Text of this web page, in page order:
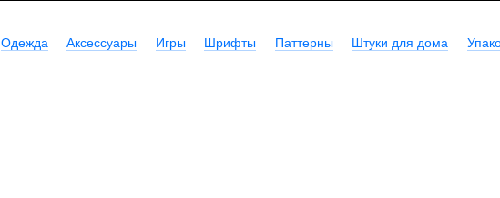
Одежда Аксессуары Игры Шрифты Паттерны Штуки для дома